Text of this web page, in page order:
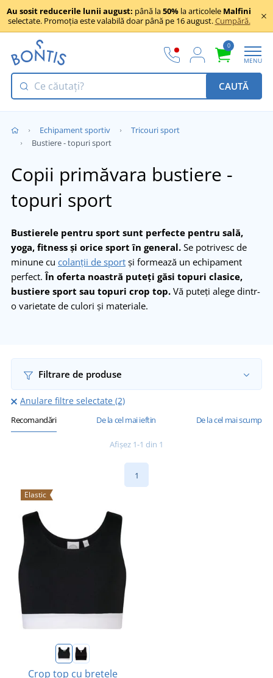
Au sosit reducerile lunii august: până la50% la articolele Malfini
selectate. Promoția este valabilă doar până pe 16 august.Cumpără.
0
MENU
CAUTĂ
Echipament sportiv
Tricouri sport
Bustiere - topuri sport
Copii primăvara bustiere -
topuri sport
Bustierele pentru sport sunt perfecte pentru sală,
yoga, fitness și orice sport în general. Se potrivesc de
minune cu colanții de sport și formează un echipament
perfect.În oferta noastră puteți găsi topuri clasice,
bustiere sport sau topuri crop top. Vă puteți alege dintr-
o varietate de culori și materiale.
Filtrare de produse
Anulare filtre selectate (2)
Recomandări De la cel mai ieftin De la cel mai scump
Afișez 1-1 din 1
1
Elastic
Crop top cu bretele